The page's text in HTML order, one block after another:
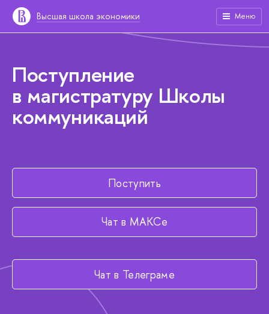
Высшая школа экономики Меню
Поступление
в магистратуру Школы
коммуникаций
Поступить
Чат в МАКСе
Чат в Телеграме